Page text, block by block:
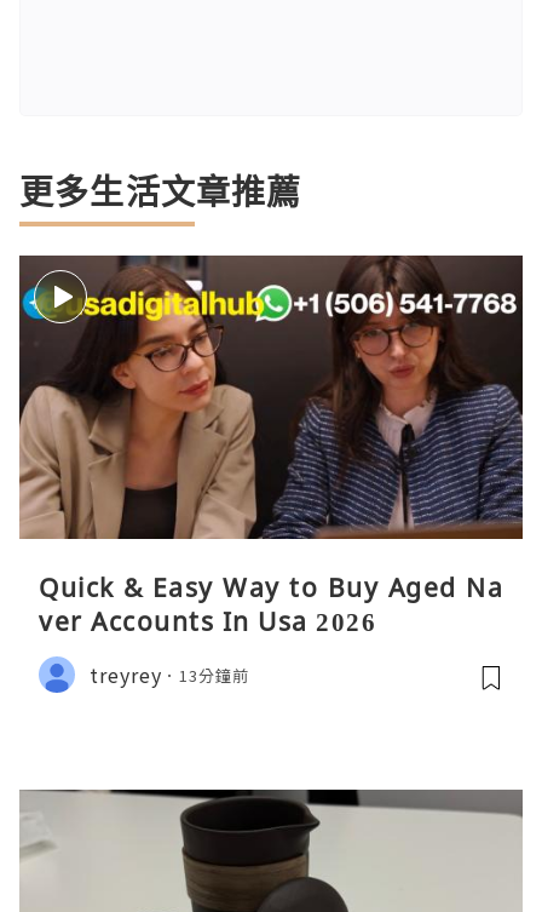
更多生活文章推薦
Quick & Easy Way to Buy Aged Na
ver Accounts In Usa 2026
treyrey 13分鐘前